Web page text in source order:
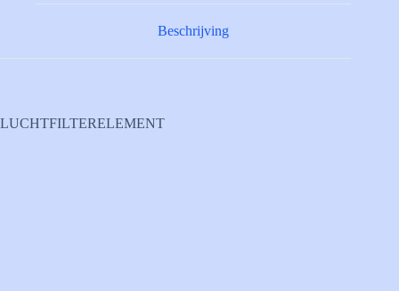
Beschrijving
LUCHTFILTERELEMENT